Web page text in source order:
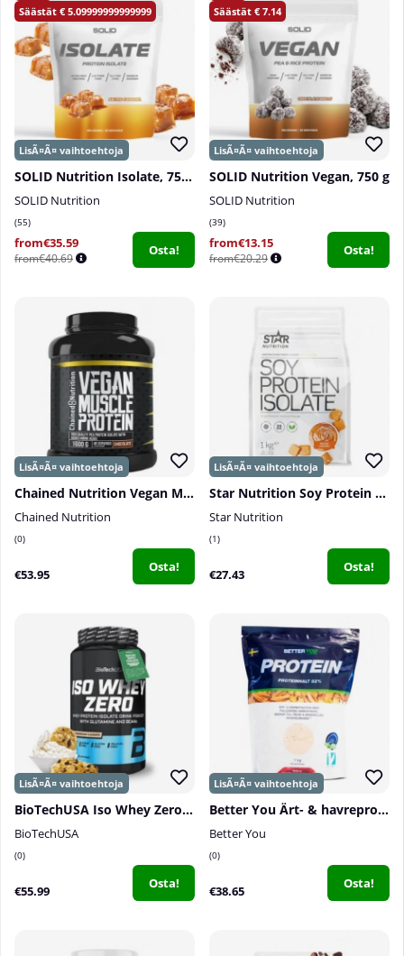
5.09999999999999
SOLID Nutrition Isolate, 750 g
SOLID Nutrition
55
from€35.59
from€40.69
Osta!
7.14
SOLID Nutrition Vegan, 750 g
SOLID Nutrition
39
from€13.15
from€20.29
Osta!
Chained Nutrition Vegan Muscle Protein, 1600 g
Chained Nutrition
0
€53.95 Osta!
Star Nutrition Soy Protein Isolate, 1 kg
Star Nutrition
1
€27.43 Osta!
BioTechUSA Iso Whey Zero, 908 g
BioTechUSA
0
€55.99 Osta!
Better You Ärt- & havreprotein, 1 kg
Better You
0
€38.65 Osta!